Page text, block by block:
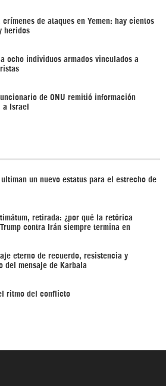
crímenes de ataques en Yemen: hay cientos
heridos
a ocho individuos armados vinculados a
de ONU remitió información
a Israel
ultiman un nuevo estatus para el estrecho de
retirada: ¿por qué la retórica
contra Irán siempre termina en
eterno de recuerdo, resistencia y
del mensaje de Karbala
ritmo del conflicto